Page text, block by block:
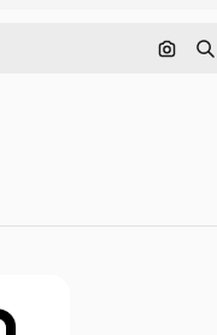
Поиск